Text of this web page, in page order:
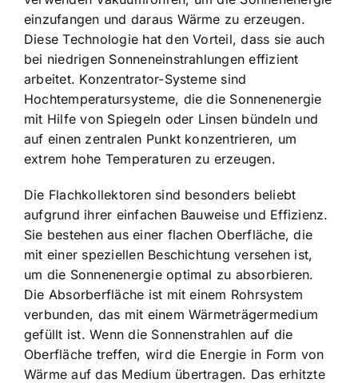
einzufangen und daraus Wärme zu erzeugen.
Diese Technologie hat den Vorteil, dass sie auch
bei niedrigen Sonneneinstrahlungen effizient
arbeitet. Konzentrator-Systeme sind
Hochtemperatursysteme, die die Sonnenenergie
mit Hilfe von Spiegeln oder Linsen bündeln und
auf einen zentralen Punkt konzentrieren, um
extrem hohe Temperaturen zu erzeugen.
Die Flachkollektoren sind besonders beliebt
aufgrund ihrer einfachen Bauweise und Effizienz.
Sie bestehen aus einer flachen Oberfläche, die
mit einer speziellen Beschichtung versehen ist,
um die Sonnenenergie optimal zu absorbieren.
Die Absorberfläche ist mit einem Rohrsystem
verbunden, das mit einem Wärmeträgermedium
gefüllt ist. Wenn die Sonnenstrahlen auf die
Oberfläche treffen, wird die Energie in Form von
Wärme auf das Medium übertragen. Das erhitzte